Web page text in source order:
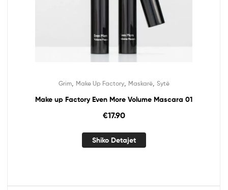
Grim, Make Up Factory, Maskarë, Sytë
Make up Factory Even More Volume Mascara 01
€17.90
Shiko Detajet